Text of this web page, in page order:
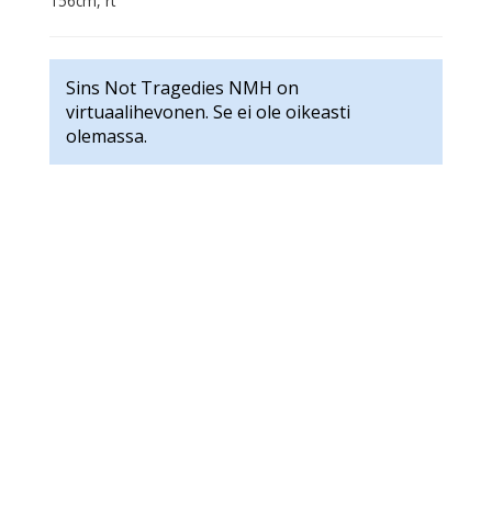
Sins Not Tragedies NMH on
virtuaalihevonen. Se ei ole oikeasti
olemassa.